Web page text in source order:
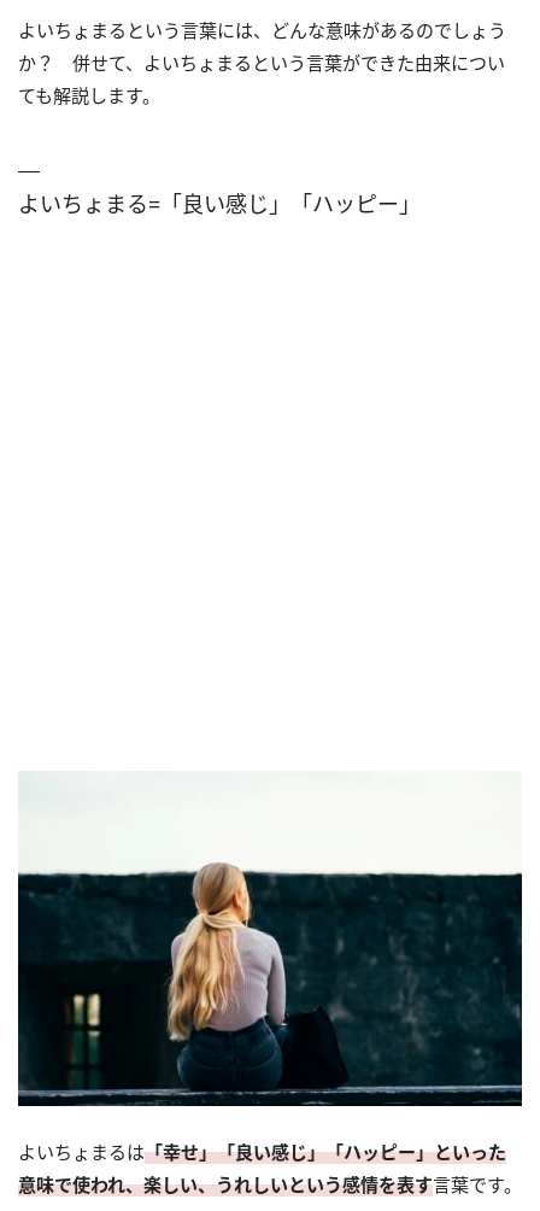
よいちょまるという言葉には、どんな意味があるのでしょう
か？ 併せて、よいちょまるという言葉ができた由来につい
ても解説します。
よいちょまる=「良い感じ」「ハッピー」
よいちょまるは「幸せ」「良い感じ」「ハッピー」といった
意味で使われ、楽しい、うれしいという感情を表す言葉です。